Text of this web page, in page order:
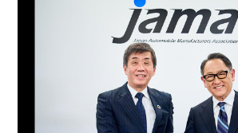
トヨタイムズスポーツ
トヨタイムズPodcast
SDGs